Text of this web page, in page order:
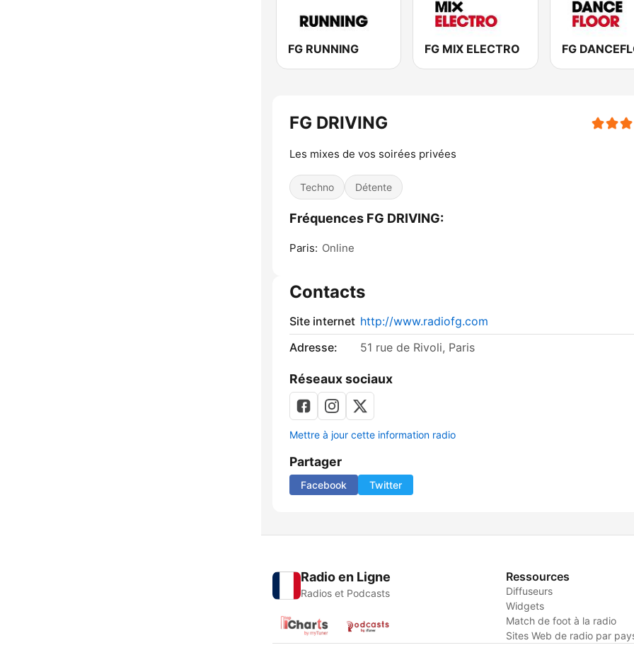
FG RUNNING FG MIX ELECTRO FG
FG DRIVING
Les mixes de vos soirées privées
Techno Détente
Fréquences FG DRIVING:
Paris: Online
Contacts
Site internet http://www.radiofg.com
Adresse:
51 rue de Rivoli, Paris
Réseaux sociaux
Mettre à jour cette information radio
Partager
Facebook Twitter
Radio en Ligne
Radios et Podcasts
Ressources
Diffuseurs
Widgets
Match de foot à la radio
Sites Web de radio par